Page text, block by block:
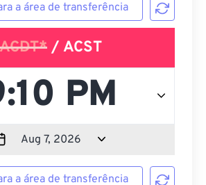
a área de transferência
ACDT* / ACST
a área de transferência